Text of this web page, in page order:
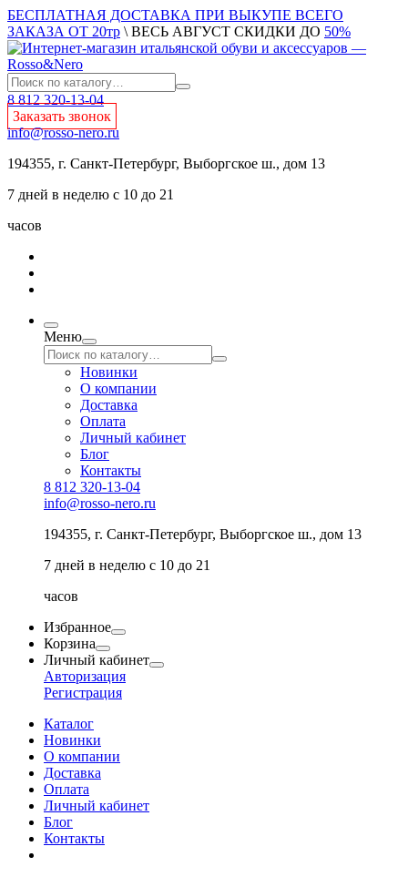
БЕСПЛАТНАЯ ДОСТАВКА ПРИ ВЫКУПЕ ВСЕГО
ЗАКАЗА ОТ 20тр \ ВЕСЬ АВГУСТ СКИДКИ ДО 50%
8 812 320-13-04
Заказать звонок
info@rosso-nero.ru
194355, г. Санкт-Петербург, Выборгское ш., дом 13
7 дней в неделю с 10 до 21
часов
Меню
Новинки
О компании
Доставка
Оплата
Личный кабинет
Блог
Контакты
8 812 320-13-04
info@rosso-nero.ru
194355, г. Санкт-Петербург, Выборгское ш., дом 13
7 дней в неделю с 10 до 21
часов
Избранное
Корзина
Личный кабинет
Авторизация
Регистрация
Каталог
Новинки
О компании
Доставка
Оплата
Личный кабинет
Блог
Контакты